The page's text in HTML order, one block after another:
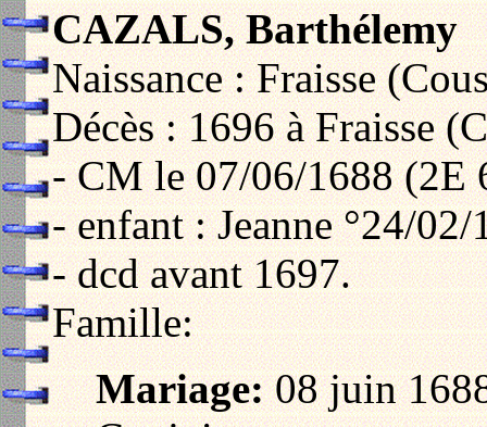
CAZALS, Barthélemy
Naissance : Fraisse
Décès : 1696 à Fraisse
- CM le 07/06/1688 (2E
- enfant : Jeanne °24/
- dcd avant 1697.
Famille:
Mariage:08 juin